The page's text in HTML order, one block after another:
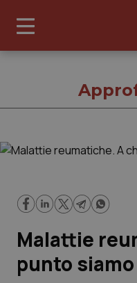
Cronache
Governo e
Regioni e Asl
Malattie
punto